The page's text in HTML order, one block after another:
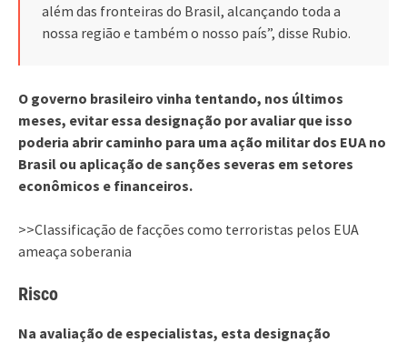
além das fronteiras do Brasil, alcançando toda a
nossa região e também o nosso país”, disse Rubio.
O governo brasileiro vinha tentando, nos últimos
meses, evitar essa designação por avaliar que isso
poderia abrir caminho para uma ação militar dos EUA no
Brasil ou aplicação de sanções severas em setores
econômicos e financeiros.
>>Classificação de facções como terroristas pelos EUA
ameaça soberania
Risco
Na avaliação de especialistas, esta designação